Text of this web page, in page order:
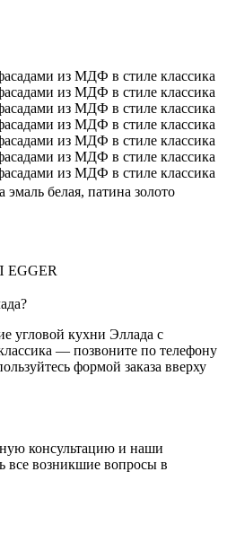
белая, патина золото
угловой кухни Эллада с
— позвоните по телефону
формой заказа вверху
консультацию и наши
все возникшие вопросы в